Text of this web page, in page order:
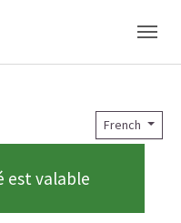
French
est valable